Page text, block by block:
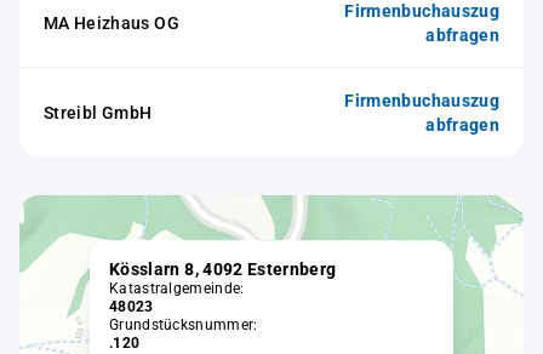
MA Heizhaus OG
Firmenbuchauszug
abfragen
Streibl GmbH
Firmenbuchauszug
abfragen
Kösslarn 8, 4092 Esternberg
Katastralgemeinde:
48023
Grundstücksnummer:
.120